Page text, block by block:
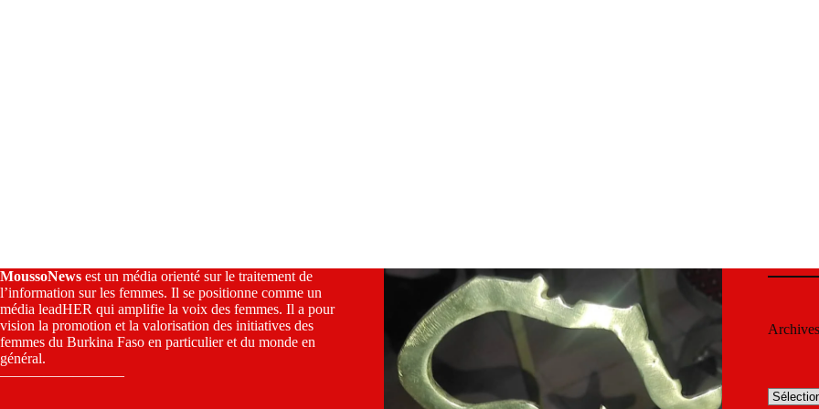
MoussoNews est un média orienté sur le traitement de
l’information sur les femmes. Il se positionne comme un
média leadHER qui amplifie la voix des femmes. Il a pour
vision la promotion et la valorisation des initiatives des
femmes du Burkina Faso en particulier et du monde en
général.
————————–
Archives
Archives